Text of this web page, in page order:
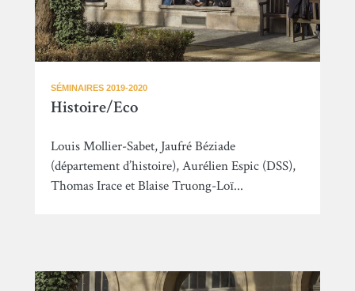
SÉMINAIRES 2019-2020
Histoire/Eco
Louis Mollier-Sabet, Jaufré Béziade
(département d’histoire), Aurélien Espic (DSS),
Thomas Irace et Blaise Truong-Loï...